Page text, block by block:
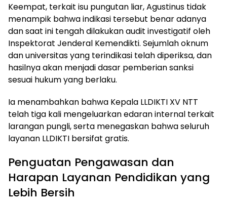
Keempat, terkait isu pungutan liar, Agustinus tidak
menampik bahwa indikasi tersebut benar adanya
dan saat ini tengah dilakukan audit investigatif oleh
Inspektorat Jenderal Kemendikti. Sejumlah oknum
dan universitas yang terindikasi telah diperiksa, dan
hasilnya akan menjadi dasar pemberian sanksi
sesuai hukum yang berlaku.
Ia menambahkan bahwa Kepala LLDIKTI XV NTT
telah tiga kali mengeluarkan edaran internal terkait
larangan pungli, serta menegaskan bahwa seluruh
layanan LLDIKTI bersifat gratis.
Penguatan Pengawasan dan
Harapan Layanan Pendidikan yang
Lebih Bersih